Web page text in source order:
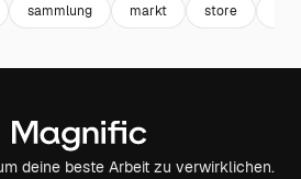
sammlung markt store
deine beste Arbeit zu verwirklichen.